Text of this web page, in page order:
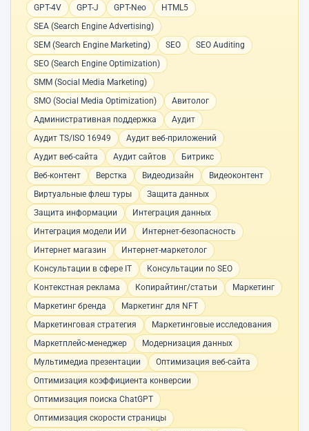
GPT-4V
GPT-J GPT-Neo
HTML5
SEA (Search Engine Advertising)
SEM (Search Engine Marketing)
SEO
SEO Auditing
SEO (Search Engine Optimization)
SMM (Social Media Marketing)
SMO (Social Media Optimization)
Авитолог
Административная поддержка
Аудит
Аудит TS/ISO 16949
Аудит веб-приложений
Аудит веб-сайта
Аудит сайтов
Битрикс
Веб-контент
Верстка Видеодизайн
Видеоконтент
Виртуальные флеш туры
Защита данных
Защита информации
Интеграция данных
Интеграция модели ИИ
Интернет-безопасность
Интернет магазин
Интернет-маркетолог
Консультации в сфере IT
Консультации по SEO
Контекстная реклама
Копирайтинг/статьи
Маркетинг
Маркетинг бренда
Маркетинг для NFT
Маркетинговая стратегия
Маркетинговые исследования
Маркетплейс-менеджер
Модернизация данных
Мультимедиа презентации
Оптимизация веб-сайта
Оптимизация коэффициента конверсии
Оптимизация поиска ChatGPT
Оптимизация скорости страницы